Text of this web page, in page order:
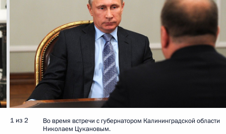
1 из 2
Во время встречи с губернатором Калининградской области
Николаем Цукановым.